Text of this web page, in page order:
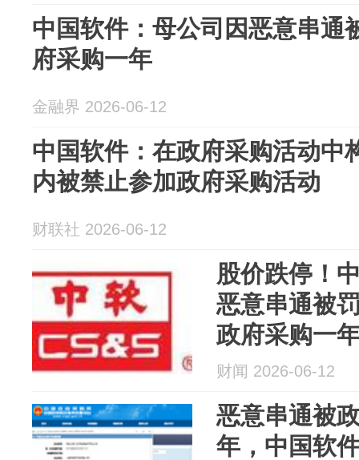
中国软件：母公司因恶意串通
府采购一年
金融界 2026-06-12
中国软件：在政府采购活动中
内被禁止参加政府采购活动
财联社 2026-06-12
股价跌停！
恶意串通被
政府采购一
财闻 2026-06-12
恶意串通被
年，中国软